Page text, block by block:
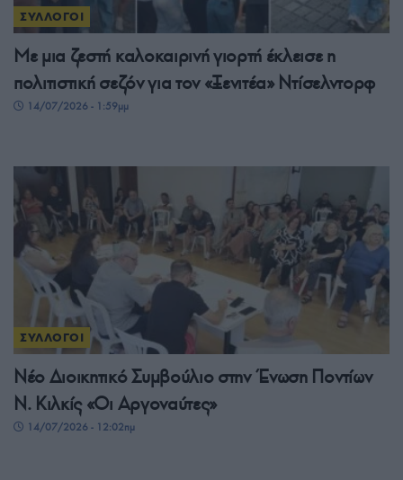
ΣΥΛΛΟΓΟΙ
Με μια ζεστή καλοκαιρινή γιορτή έκλεισε η
πολιτιστική σεζόν για τον «Ξενιτέα» Ντίσελντορφ
14/07/2026 - 1:59μμ
ΣΥΛΛΟΓΟΙ
Νέο Διοικητικό Συμβούλιο στην Ένωση Ποντίων
Ν. Κιλκίς «Οι Αργοναύτες»
14/07/2026 - 12:02πμ